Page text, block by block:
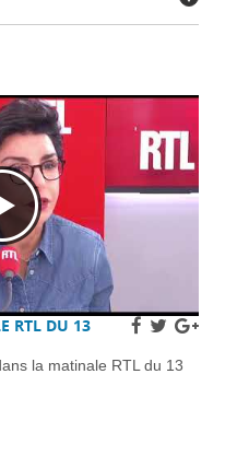
face à la crise de
nationalité :
nouvelles règles de
après des
- 02 avril 2026
à la frontière
-02 avril 2026
vos billets TGV
partout en
en fibre optique en
de demande -
-01 avril
asiatiques en
de 2026 -
RTL DU 13
la matinale RTL du 13